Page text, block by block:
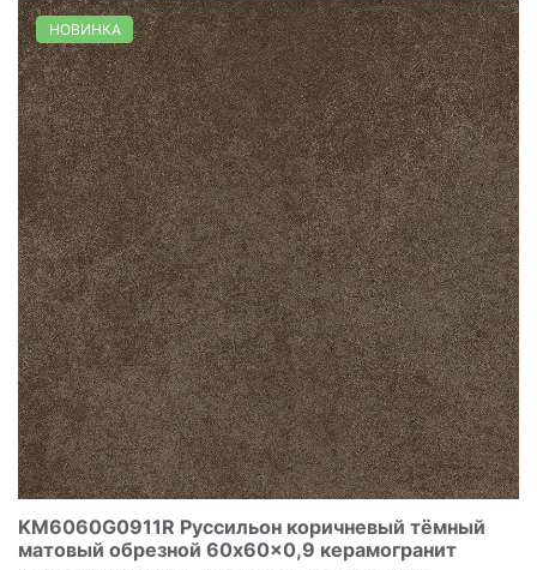
НОВИНКА
KM6060G0911R Руссильон коричневый тёмный
матовый обрезной 60x60x0,9 керамогранит